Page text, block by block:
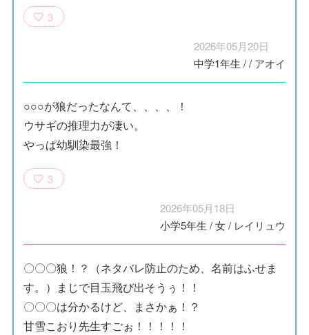
3
2026年05月20日
中学1年生 // アオイ
○○○が狼だったなんて、、、、！
ウサギの推理力が凄い。
やっぱ幼馴染最強！
3
2026年05月18日
小学5年生 /女/ レイリュウ
〇〇〇狼！？（ネタバレ防止のため、名前はふせま
す。）まじで目玉飛び出そうぅ！！
〇〇〇は分かるけど、まさかぁ！？
甘雪こおり先生すごぉ！！！！！